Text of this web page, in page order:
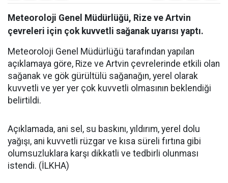
Meteoroloji Genel Müdürlüğü, Rize ve Artvin
çevreleri için çok kuvvetli sağanak uyarısı yaptı.
Meteoroloji Genel Müdürlüğü tarafından yapılan
açıklamaya göre, Rize ve Artvin çevrelerinde etkili olan
sağanak ve gök gürültülü sağanağın, yerel olarak
kuvvetli ve yer yer çok kuvvetli olmasının beklendiği
belirtildi.
Açıklamada, ani sel, su baskını, yıldırım, yerel dolu
yağışı, ani kuvvetli rüzgar ve kısa süreli fırtına gibi
olumsuzluklara karşı dikkatli ve tedbirli olunması
istendi. (İLKHA)